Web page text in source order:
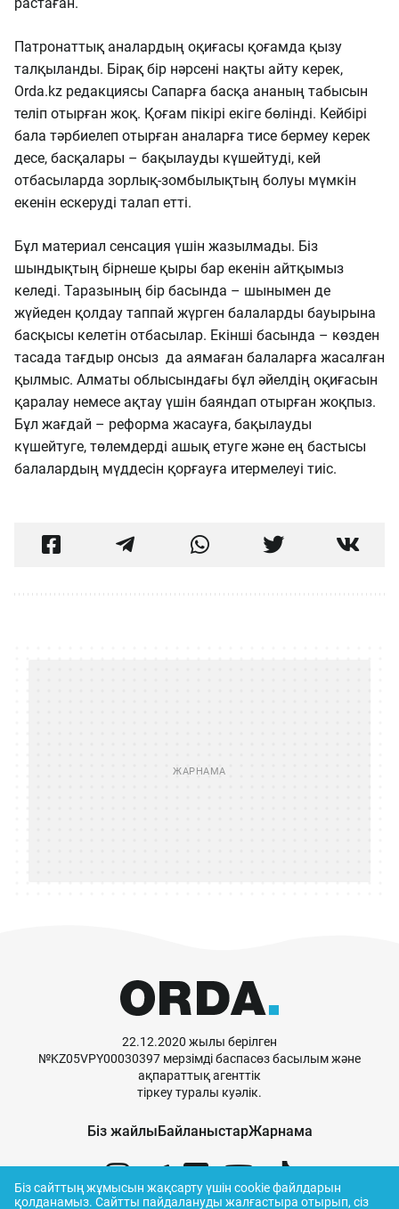
Патронаттық аналардың оқиғасы қоғамда қызу
талқыланды. Бірақ бір нәрсені нақты айту керек,
Orda.kz редакциясы Сапарға басқа ананың табысын
теліп отырған жоқ. Қоғам пікірі екіге бөлінді. Кейбірі
бала тәрбиелеп отырған аналарға тисе бермеу керек
десе, басқалары – бақылауды күшейтуді, кей
отбасыларда зорлық-зомбылықтың болуы мүмкін
екенін ескеруді талап етті.
Бұл материал сенсация үшін жазылмады. Біз
шындықтың бірнеше қыры бар екенін айтқымыз
келеді. Таразының бір басында – шынымен де
жүйеден қолдау таппай жүрген балаларды бауырына
басқысы келетін отбасылар. Екінші басында – көзден
тасада тағдыр онсыз да аямаған балаларға жасалған
қылмыс. Алматы облысындағы бұл әйелдің оқиғасын
қаралау немесе ақтау үшін баяндап отырған жоқпыз.
Бұл жағдай – реформа жасауға, бақылауды
күшейтуге, төлемдерді ашық етуге және ең бастысы
балалардың мүддесін қорғауға итермелеуі тиіс.
22.12.2020 жылы берілген
№KZ05VPY00030397 мерзімді баспасөз басылым және
ақпараттық агенттік
тіркеу туралы куәлік.
Біз жайлыБайланыстарЖарнама
Біз сайттың жұмысын жақсарту үшін cookie файлдарын
қолданамыз. Сайтты пайдалануды жалғастыра отырып, сіз